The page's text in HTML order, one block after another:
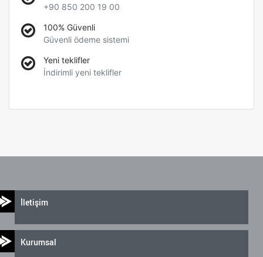
+90 850 200 19 00
100% Güvenli
Güvenli ödeme sistemi
Yeni teklifler
İndirimli yeni teklifler
İletişim
Kurumsal